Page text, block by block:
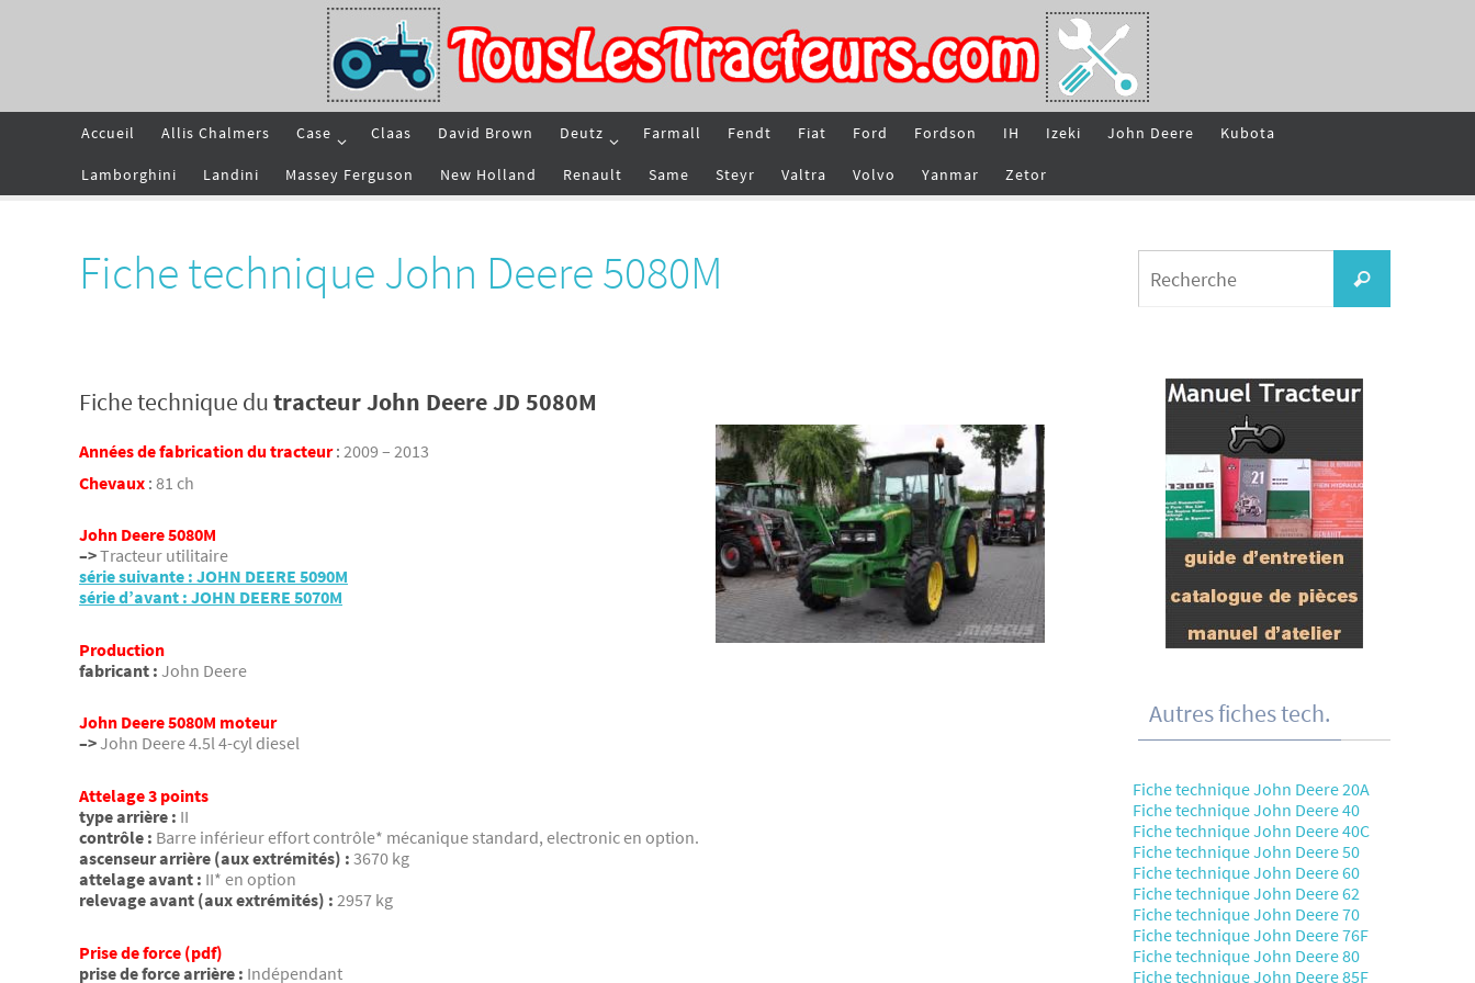
Accueil Allis Chalmers Case Claas David Brown Deutz Farmall Fendt Fiat Ford Fordson IH Izeki John Deere Kubota
Lamborghini Landini Massey Ferguson New Holland Renault Same Steyr Valtra Volvo Yanmar Zetor
Fiche technique John Deere 5080M
Fiche technique dutracteur John Deere JD 5080M
Années de fabrication du tracteur: 2009 – 2013
Chevaux : 81 ch
John Deere 5080M
–>Tracteur utilitaire
série suivante : JOHN DEERE 5090M
série d’avant : JOHN DEERE 5070M
Production
fabricant : John Deere
John Deere 5080M moteur
–>John Deere 4.5l 4-cyl diesel
Attelage 3 points
type arrière : II
contrôle : Barre inférieur effort contrôle* mécanique standard, electronic en option.
ascenseur arrière (aux extrémités) : 3670 kg
attelage avant : II* en option
relevage avant (aux extrémités) : 2957 kg
Prise de force (pdf)
prise de force arrière : Indépendant
Recherche
Autres fiches tech.
Fiche technique John Deere 20A
Fiche technique John Deere 40
Fiche technique John Deere 40C
Fiche technique John Deere 50
Fiche technique John Deere 60
Fiche technique John Deere 62
Fiche technique John Deere 70
Fiche technique John Deere 76F
Fiche technique John Deere 80
Fiche technique John Deere 85F